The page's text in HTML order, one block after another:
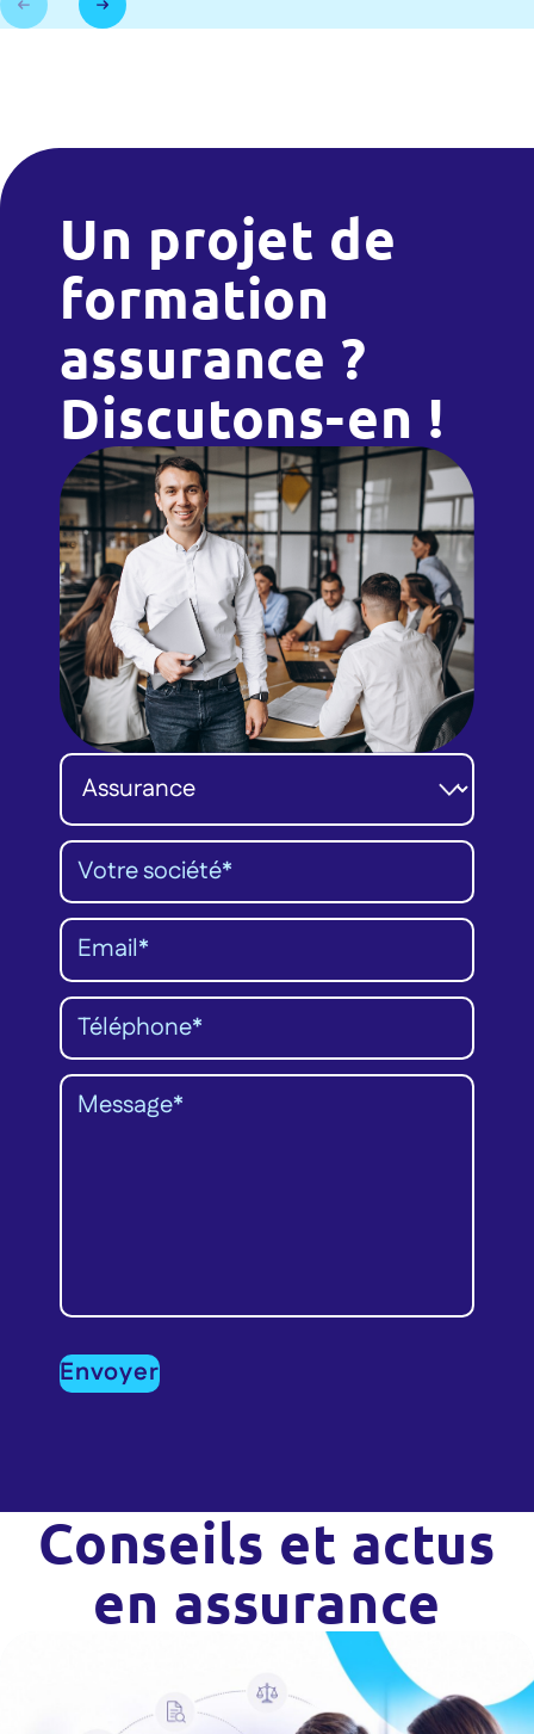
Un projet de
formation
assurance ?
Discutons-en !
Catégorie
Conseils et actus
en assurance